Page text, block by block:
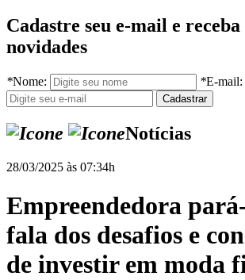
Cadastre seu e-mail e receba
novidades
*Nome: *E-mail:
Notícias
28/03/2025 às 07:34h
Empreendedora
fala dos desafios e
de investir em moda